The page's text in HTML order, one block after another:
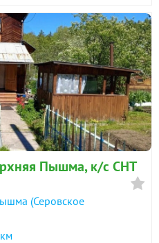
Пышма, к/с СНТ
(Серовское